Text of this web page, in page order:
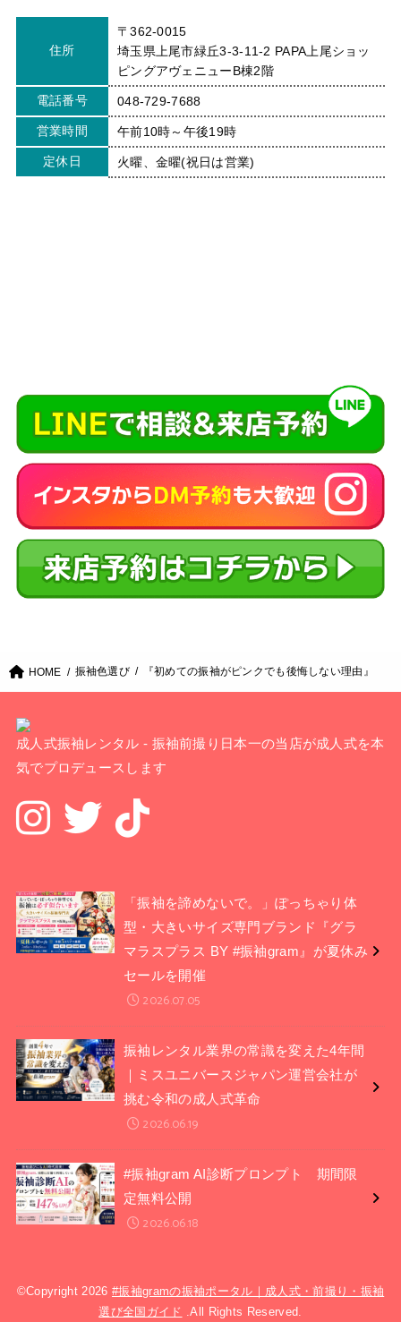
住所
〒362-0015
埼玉県上尾市緑丘3-3-11-2 PAPA上尾ショッ
ピングアヴェニューB棟2階
電話番号 048-729-7688
営業時間 午前10時～午後19時
定休日 火曜、金曜(祝日は営業)
HOME 振袖色選び 『初めての振袖がピンクでも後悔しない理由』
成人式振袖レンタル - 振袖前撮り日本一の当店が成人式を本
気でプロデュースします
「振袖を諦めないで。」ぽっちゃり体
型・大きいサイズ専門ブランド『グラ
マラスプラス BY #振袖gram』が夏休み
セールを開催
2026.07.05
振袖レンタル業界の常識を変えた4年間
｜ミスユニバースジャパン運営会社が
挑む令和の成人式革命
2026.06.19
#振袖gram AI診断プロンプト 期間限
定無料公開
2026.06.18
©Copyright 2026#振袖gramの振袖ポータル｜成人式・前撮り・振袖
選び全国ガイド
.All Rights Reserved.